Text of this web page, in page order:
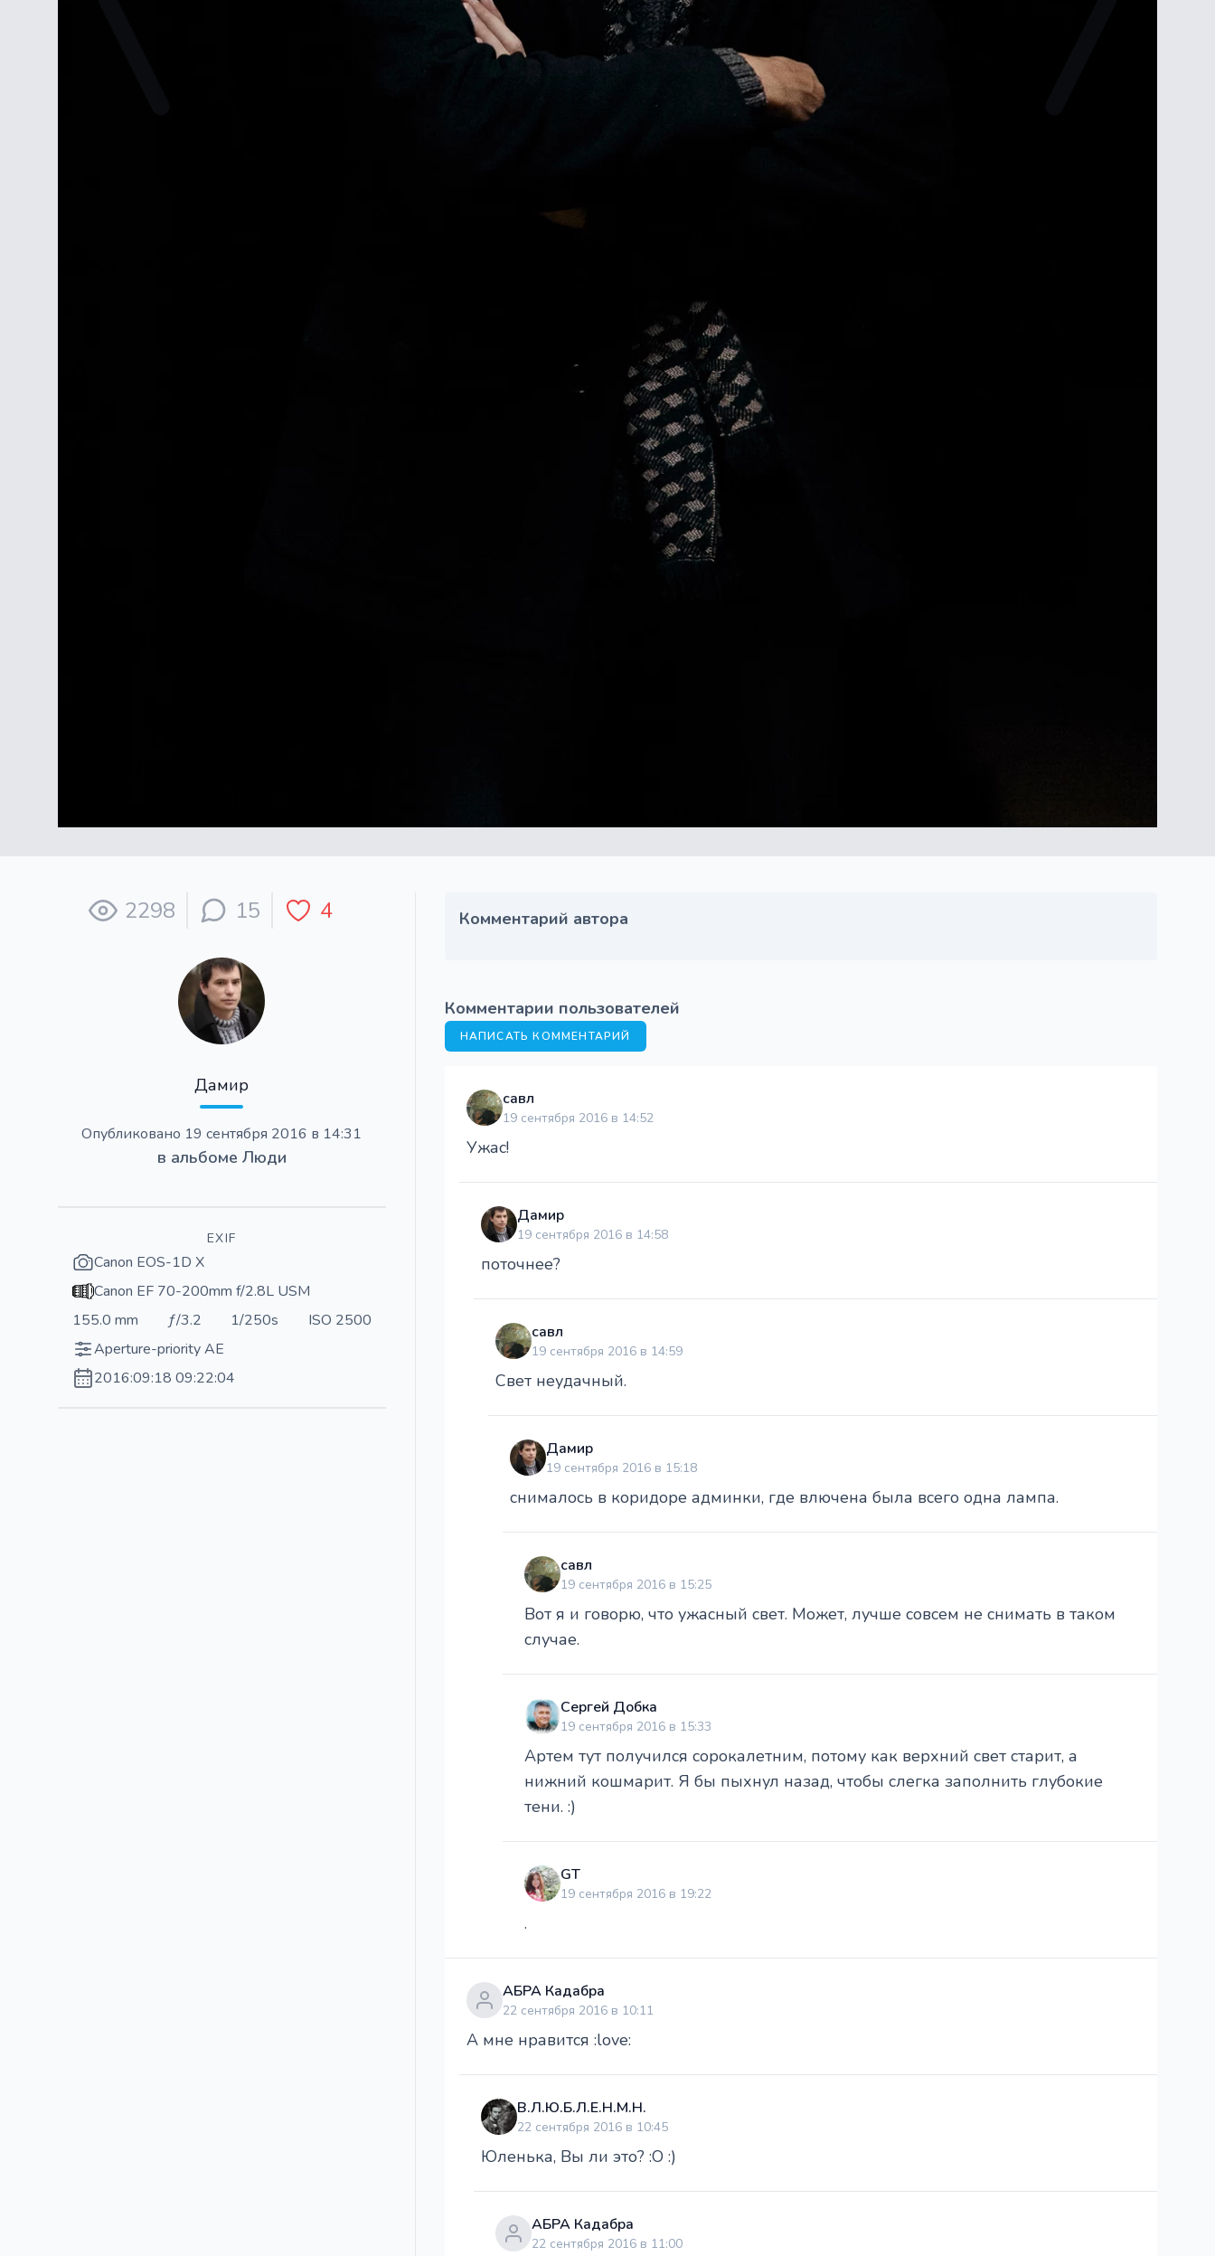
2298 15 4
Дамир
Опубликовано 19 сентября 2016 в 14:31
в альбоме Люди
EXIF
Canon EOS-1D X
Canon EF 70-200mm f/2.8L USM
155.0 mm
ƒ/3.2 1/250s
ISO 2500
Aperture-priority AE
2016:09:18 09:22:04
Комментарий автора
Комментарии пользователей
НАПИСАТЬ КОММЕНТАРИЙ
савл
19 сентября 2016 в 14:52
Ужас!
Дамир
19 сентября 2016 в 14:58
поточнее?
савл
19 сентября 2016 в 14:59
Свет неудачный.
Дамир
19 сентября 2016 в 15:18
снималось в коридоре админки, где влючена была всего одна лампа.
савл
19 сентября 2016 в 15:25
Вот я и говорю, что ужасный свет. Может, лучше совсем не снимать в таком
случае.
Сергей Добка
19 сентября 2016 в 15:33
Артем тут получился сорокалетним, потому как верхний свет старит, а
нижний кошмарит. Я бы пыхнул назад, чтобы слегка заполнить глубокие
тени. :)
GT
19 сентября 2016 в 19:22
.
АБРА Кадабра
22 сентября 2016 в 10:11
А мне нравится :love:
В.Л.Ю.Б.Л.Е.Н.М.Н.
22 сентября 2016 в 10:45
Юленька, Вы ли это? :O :)
АБРА Кадабра
22 сентября 2016 в 11:00